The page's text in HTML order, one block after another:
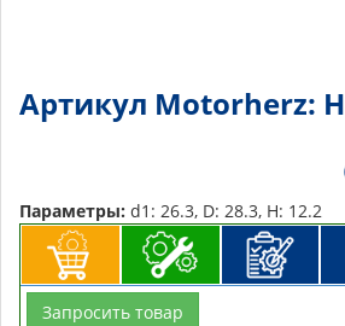
Артикул Motorherz:
Параметры: d1: 26.3, D: 28.3, H: 12.2
Запросить товар